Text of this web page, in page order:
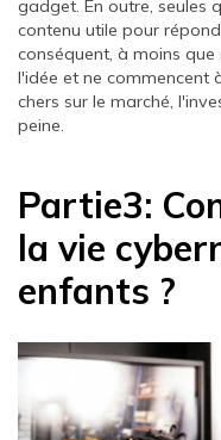
gadget. En outre, seules
contenu utile pour
conséquent, à moins
l'idée et ne commencent
chers sur le marché,
peine.
Partie3:
la vie
enfants ?